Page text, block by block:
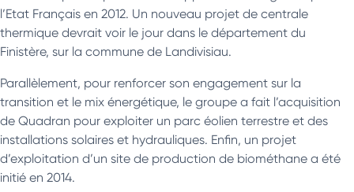
l’Etat Français en 2012. Un nouveau projet de centrale
thermique devrait voir le jour dans le département du
Finistère, sur la commune de Landivisiau.
Parallèlement, pour renforcer son engagement sur la
transition et le mix énergétique, le groupe a fait l’acquisition
de Quadran pour exploiter un parc éolien terrestre et des
installations solaires et hydrauliques. Enfin, un projet
d’exploitation d’un site de production de biométhane a été
initié en 2014.